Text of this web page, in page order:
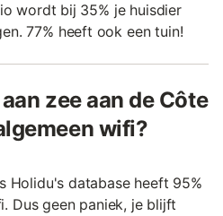
wordt bij 35% je huisdier
77% heeft ook een tuin!
zee aan de Côte
wifi?
Holidu's database heeft 95%
Dus geen paniek, je blijft